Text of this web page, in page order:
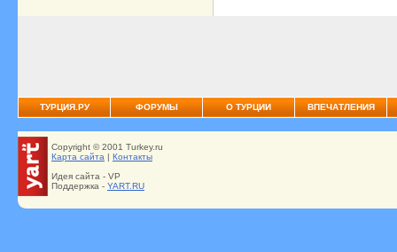
ТУРЦИЯ.РУ ФОРУМЫ О ТУРЦИИ ВПЕЧАТЛЕНИЯ
Copyright © 2001 Turkey.ru
Карта сайта | Контакты
Идея сайта - VP
Поддержка - YART.RU